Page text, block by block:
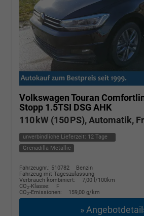
Volkswagen Touran
Stopp 1.5TSI DSG AHK
110 kW (150 PS), Automatik,
unverbindliche Lieferzeit: 12 Tage
Grenadilla Metallic
Fahrzeugnr.: 510782
Benzin
Fahrzeug mit Tageszulassung
Verbrauch kombiniert:
7,00 l/100km
CO2-Klasse:
F
CO2-Emissionen: 159,00 g/km
»